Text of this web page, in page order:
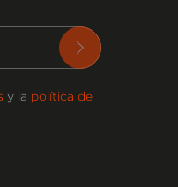
y la política de